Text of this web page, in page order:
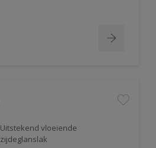
Uitstekend vloeiende
zijdeglanslak